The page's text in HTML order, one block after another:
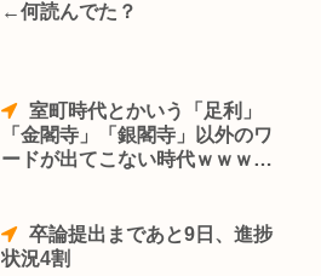
←何読んでた？
室町時代とかいう「足利」
「金閣寺」「銀閣寺」以外のワ
ードが出てこない時代ｗｗｗｗ
卒論提出まであと9日、進捗
状況4割